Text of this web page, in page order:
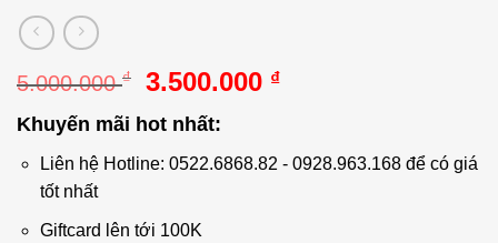
5.000.000₫
Giá
là:
5.000.000 ₫.
3.500.000 ₫Giá
là:
Khuyến mãi hot nhất:
Liên hệ Hotline: 0522.6868.82 - 0928.963.168 để có giá
tốt nhất
Giftcard lên tới 100K